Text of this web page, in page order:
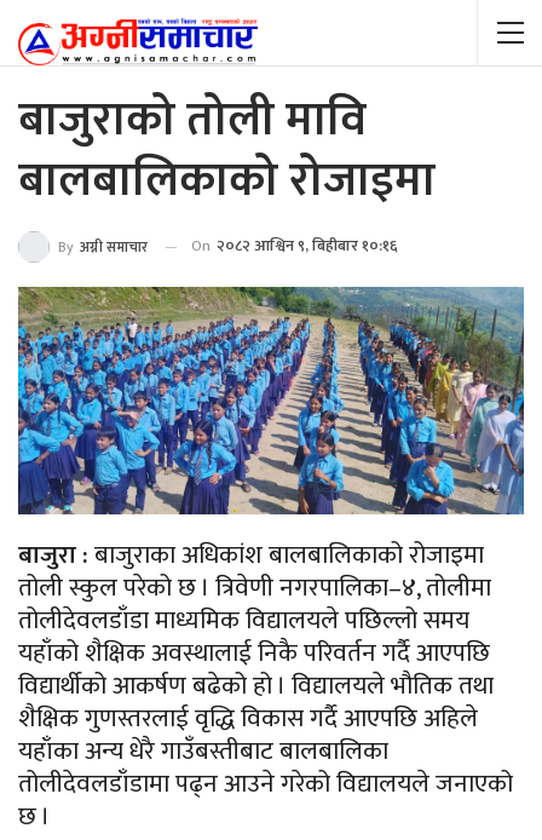
बाजुराको तोली मावि
बालबालिकाको रोजाइमा
By अग्नी समाचार On २०८२ आश्विन ९, बिहीबार १०:१६
बाजुरा :बाजुराका अधिकांश बालबालिकाको रोजाइमा
तोली स्कुल परेको छ । त्रिवेणी नगरपालिका–४, तोलीमा
तोलीदेवलडाँडा माध्यमिक विद्यालयले पछिल्लो समय
यहाँको शैक्षिक अवस्थालाई निकै परिवर्तन गर्दै आएपछि
विद्यार्थीको आकर्षण बढेको हो । विद्यालयले भौतिक तथा
शैक्षिक गुणस्तरलाई वृद्धि विकास गर्दै आएपछि अहिले
यहाँका अन्य धेरै गाउँबस्तीबाट बालबालिका
तोलीदेवलडाँडामा पढ्न आउने गरेको विद्यालयले जनाएको
छ ।